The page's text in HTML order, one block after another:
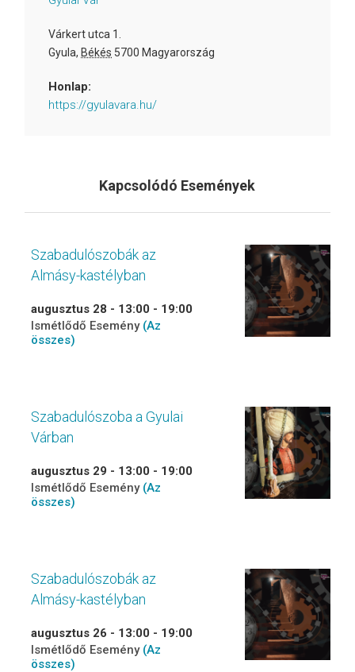
Várkert utca 1.
Gyula, Békés 5700 Magyarország
Honlap:
https://gyulavara.hu/
Kapcsolódó Események
Szabadulószobák az
Almásy-kastélyban
augusztus 28 - 13:00 - 19:00
Ismétlődő Esemény (Az
összes)
Szabadulószoba a Gyulai
Várban
augusztus 29 - 13:00 - 19:00
Ismétlődő Esemény (Az
összes)
Szabadulószobák az
Almásy-kastélyban
augusztus 26 - 13:00 - 19:00
Ismétlődő Esemény (Az
összes)